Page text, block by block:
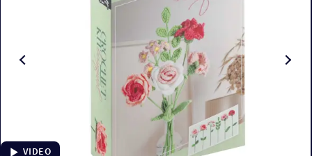
VIDEO